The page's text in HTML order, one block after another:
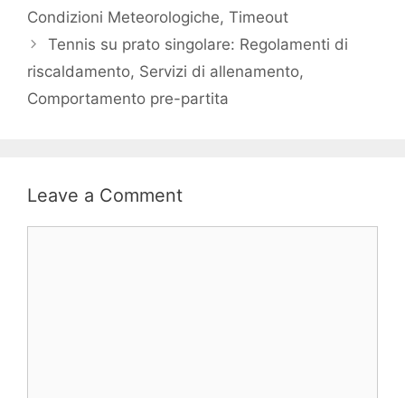
Condizioni Meteorologiche, Timeout
Tennis su prato singolare: Regolamenti di
riscaldamento, Servizi di allenamento,
Comportamento pre-partita
Leave a Comment